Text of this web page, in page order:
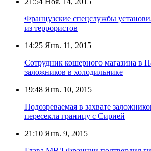
Французские спецслужбы
из террористов
14:25 Янв. 11, 2015
Сотрудник кошерного магазина в
заложников в холодильнике
19:48 Янв. 10, 2015
Подозреваемая в захвате
пересекла границу с Сирией
21:10 Янв. 9, 2015